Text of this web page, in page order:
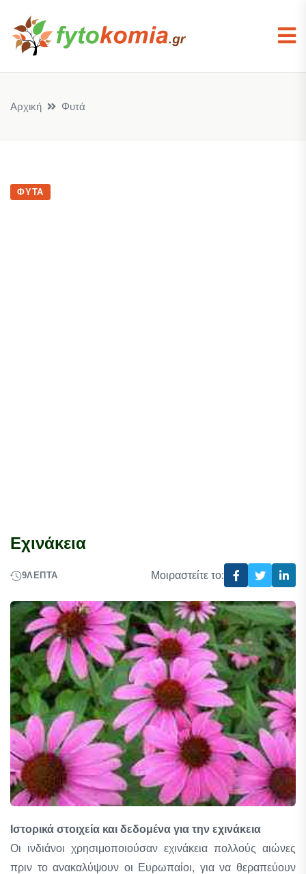
Αρχική Φυτά
ΦΥΤΆ
Εχινάκεια
9ΛΕΠΤΆ Μοιραστείτε το:
Ιστορικά στοιχεία και δεδομένα για την εχινάκεια
Οι ινδιάνοι χρησιμοποιούσαν εχινάκεια πολλούς αιώνες
πριν το ανακαλύψουν οι Eυρωπαίοι, για να θεραπεύουν